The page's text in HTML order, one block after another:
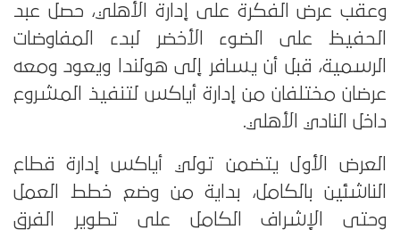
وعقب عرض الفكرة على إدارة الأهلي، حصل عبد
الحفيظ على الضوء الأخضر لبدء المفاوضات
الرسمية، قبل أن يسافر إلى هولندا ويعود ومعه
عرضان مختلفان من إدارة أياكس لتنفيذ المشروع
داخل النادي الأهلي.
العرض الأول يتضمن تولي أياكس إدارة قطاع
الناشئين بالكامل، بداية من وضع خطط العمل
وحتى الإشراف الكامل على تطوير الفرق